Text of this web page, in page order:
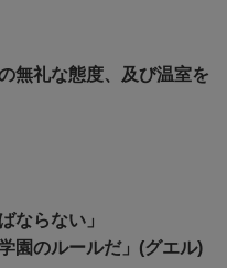
無礼な態度、及び温室を
ならない」
園のルールだ」(グエル)